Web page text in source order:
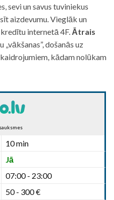
sevi un savus tuviniekus
aizdevumu. Vieglāk un
internetā 4F. Ātrais
„vākšanas”, došanās uz
kādam nolūkam
10 min
Jā
07:00 - 23:00
50 - 300 €